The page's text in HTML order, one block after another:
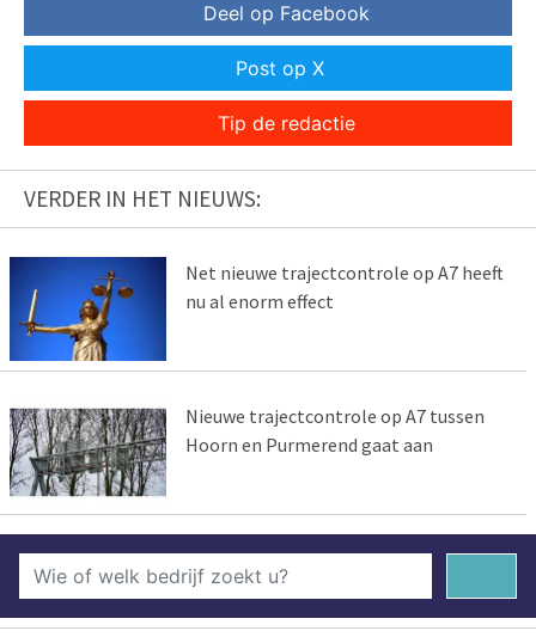
Deel op Facebook
Post op X
Tip de redactie
VERDER IN HET NIEUWS:
Net nieuwe trajectcontrole op A7 heeft
nu al enorm effect
Nieuwe trajectcontrole op A7 tussen
Hoorn en Purmerend gaat aan